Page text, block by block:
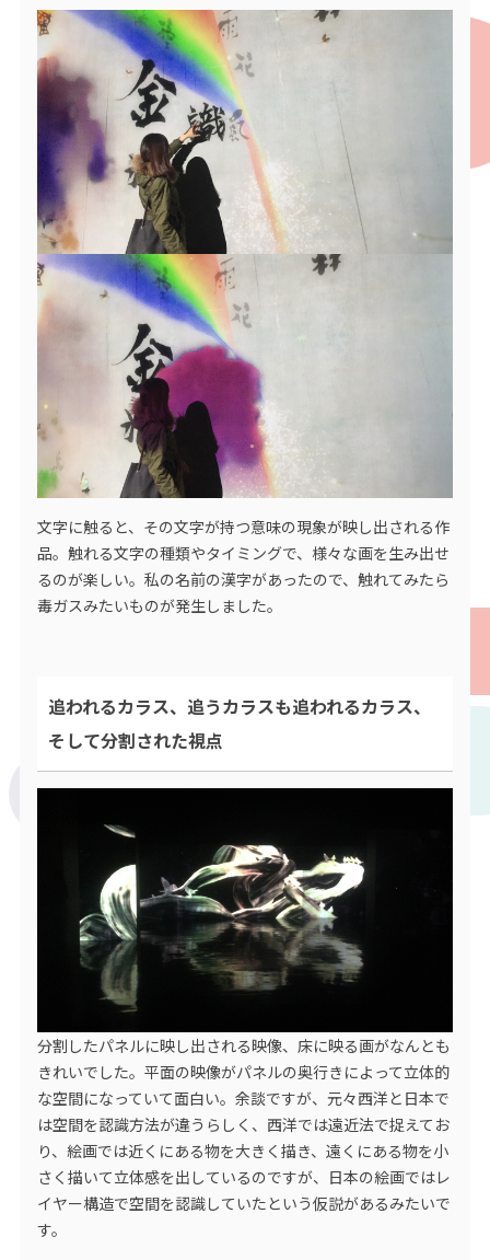
文字に触ると、その文字が持つ意味の現象が映し出される作
品。触れる文字の種類やタイミングで、様々な画を生み出せ
るのが楽しい。私の名前の漢字があったので、触れてみたら
毒ガスみたいものが発生しました。
追われるカラス、追うカラスも追われるカラス、
そして分割された視点
分割したパネルに映し出される映像、床に映る画がなんとも
きれいでした。平面の映像がパネルの奥行きによって立体的
な空間になっていて面白い。余談ですが、元々西洋と日本で
は空間を認識方法が違うらしく、西洋では遠近法で捉えてお
り、絵画では近くにある物を大きく描き、遠くにある物を小
さく描いて立体感を出しているのですが、日本の絵画ではレ
イヤー構造で空間を認識していたという仮説があるみたいで
す。